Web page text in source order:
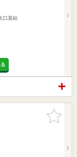
口直結
お気に入
りに追加